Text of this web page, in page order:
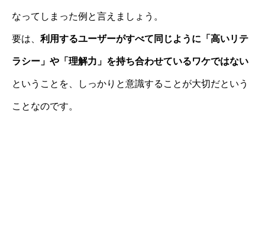
なってしまった例と言えましょう。
要は、 利用するユーザーがすべて同じように「高いリテ
ラシー」や「理解力」を持ち合わせているワケではない
ということを、しっかりと意識することが大切だという
ことなのです。